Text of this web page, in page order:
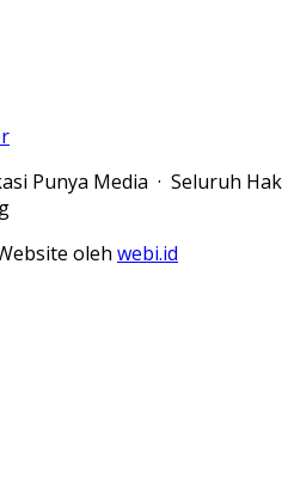
Punya Media · Seluruh Hak
oleh webi.id